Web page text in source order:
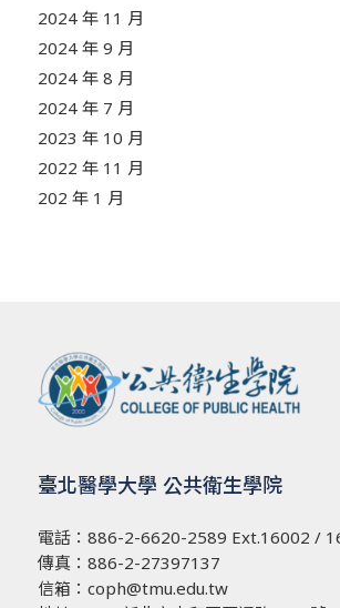
2024 年 11 月
2024 年 9 月
2024 年 8 月
2024 年 7 月
2023 年 10 月
2022 年 11 月
202 年 1 月
臺北醫學大學 公共衛生學院
電話： 886-2-6620-2589 Ext.16002 /
傳真：886-2-27397137
信箱： coph@tmu.edu.tw